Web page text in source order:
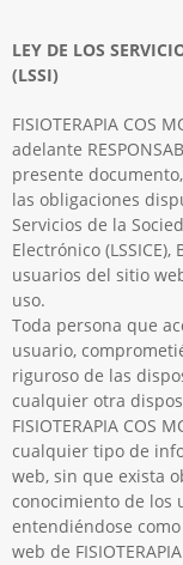
LEY DE LOS
(LSSI)
FISIOTERAPIA COS
adelante
presente
las obligaciones
Servicios de la
Electrónico
usuarios del sitio
uso.
Toda persona que
usuario,
riguroso de las
cualquier otra
FISIOTERAPIA COS
cualquier tipo de
web, sin que exista
conocimiento de los
entendiéndose
web de